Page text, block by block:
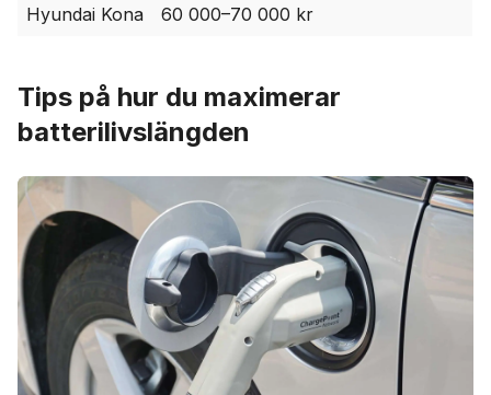
Hyundai Kona
60 000–70 000 kr
Tips på hur du maximerar
batterilivslängden